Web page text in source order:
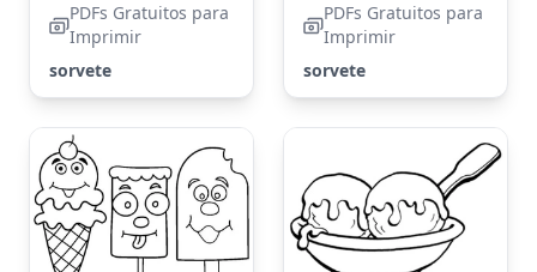
PDFs Gratuitos para
Imprimir
sorvete
PDFs Gratuitos para
Imprimir
sorvete